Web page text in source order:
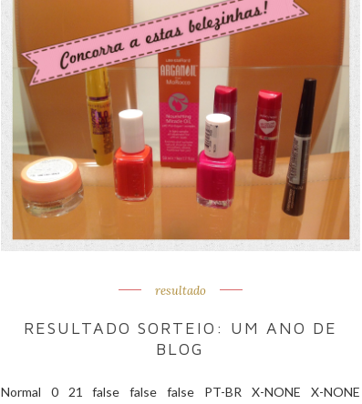
resultado
RESULTADO SORTEIO: UM ANO DE
BLOG
Normal 0 21 false false false PT-BR X-NONE X-NONE